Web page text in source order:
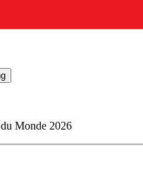
Monde 2026